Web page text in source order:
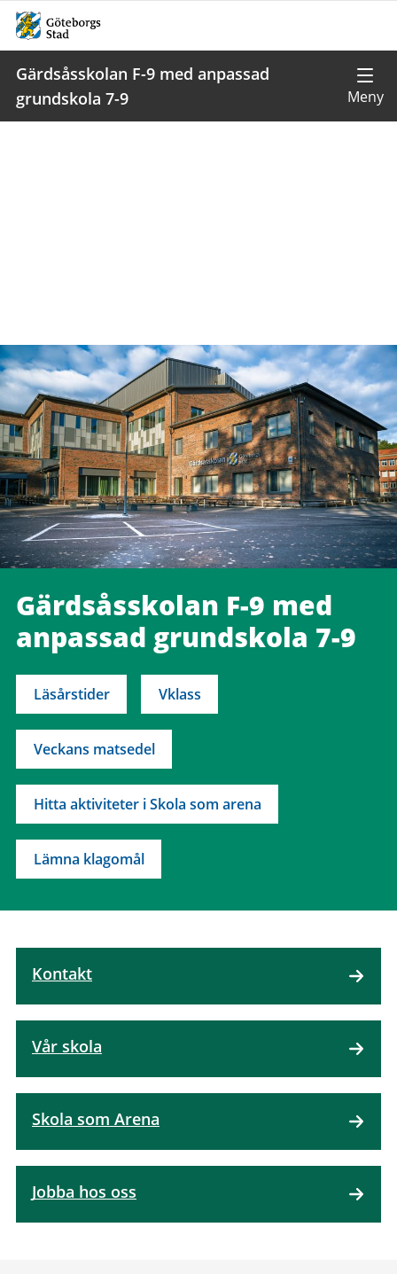
Gärdsåsskolan F-9 med anpassad
grundskola 7-9
Gärdsåsskolan F-9 med
anpassad grundskola 7-9
Läsårstider Vklass
Veckans matsedel
Hitta aktiviteter i Skola som arena
Lämna klagomål
Kontakt
Vår skola
Skola som Arena
Jobba hos oss